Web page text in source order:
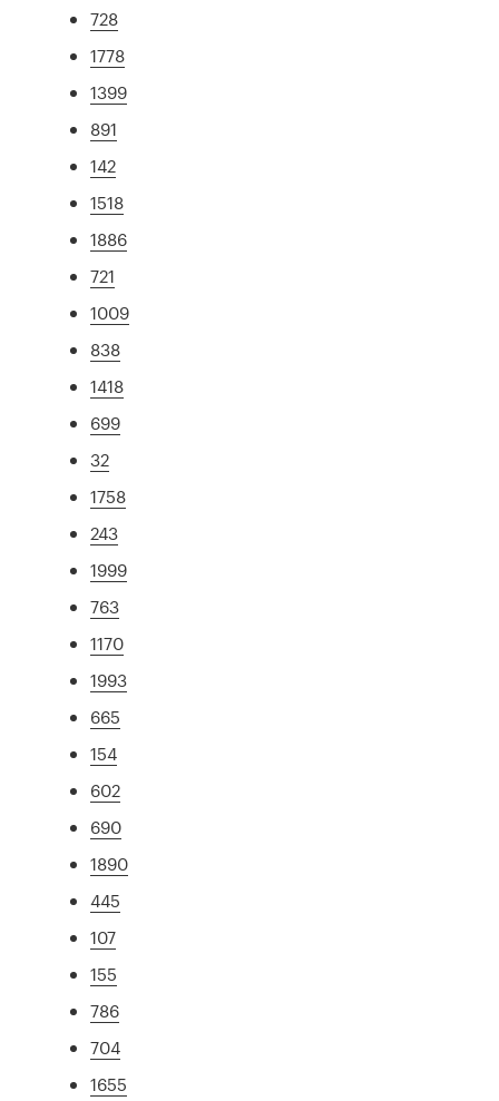
728
1778
1399
891
142
1518
1886
721
1009
838
1418
699
32
1758
243
1999
763
1170
1993
665
154
602
690
1890
445
107
155
786
704
1655